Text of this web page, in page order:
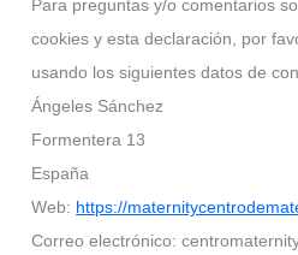
Para preguntas y/o comentarios
cookies y esta declaración, por
usando los siguientes datos de
Ángeles Sánchez
Formentera 13
España
Web: https://
Correo electrónico: